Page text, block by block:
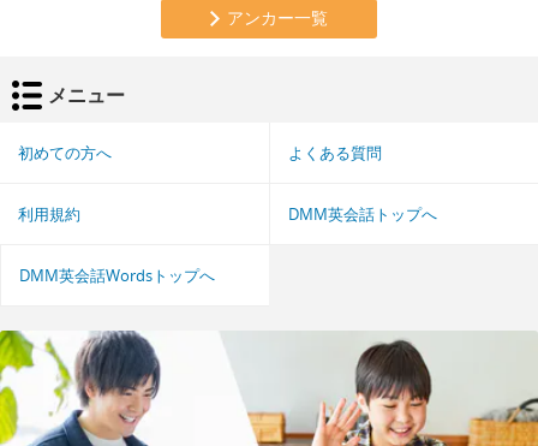
アンカー一覧
メニュー
初めての方へ よくある質問
利用規約 DMM英会話トップへ
DMM英会話Wordsトップへ